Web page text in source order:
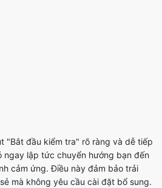
"Bắt đầu kiểm tra" rõ ràng và dễ tiếp
ngay lập tức chuyển hướng bạn đến
cảm ứng. Điều này đảm bảo trải
mà không yêu cầu cài đặt bổ sung.